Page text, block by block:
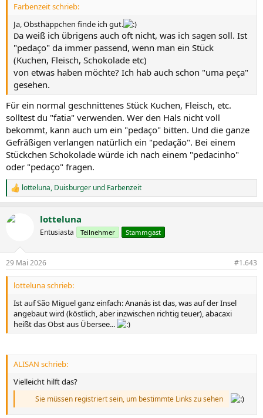
Farbenzeit schrieb:
Ja, Obsthäppchen finde ich gut.
Da weiß ich übrigens auch oft nicht, was ich sagen soll. Ist
"pedaço" da immer passend, wenn man ein Stück
(Kuchen, Fleisch, Schokolade etc)
von etwas haben möchte? Ich hab auch schon "uma peça"
gesehen.
Für ein normal geschnittenes Stück Kuchen, Fleisch, etc.
solltest du "fatia" verwenden. Wer den Hals nicht voll
bekommt, kann auch um ein "pedaço" bitten. Und die ganze
Gefräßigen verlangen natürlich ein "pedação". Bei einem
Stückchen Schokolade würde ich nach einem "pedacinho"
oder "pedaço" fragen.
R
e
k
e
n
lotteluna, Duisburger und Farbenzeit
lotteluna
Entusiasta Teilnehmer Stammgast
29 Mai 2026 #1.643
lotteluna schrieb:
Ist auf São Miguel ganz einfach: Ananás ist das, was auf der Insel
angebaut wird (köstlich, aber inzwischen richtig teuer), abacaxi
heißt das Obst aus Übersee...
ALISAN schrieb:
Vielleicht hilft das?
Sie müssen registriert sein, um bestimmte Links zu sehen